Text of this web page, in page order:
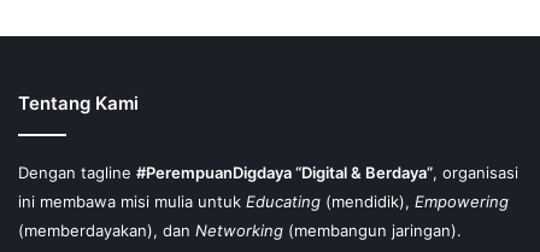
Tentang Kami
Dengan tagline #PerempuanDigdaya “Digital & Berdaya”, organisasi
ini membawa misi mulia untuk Educating (mendidik), Empowering
(memberdayakan), dan Networking (membangun jaringan).